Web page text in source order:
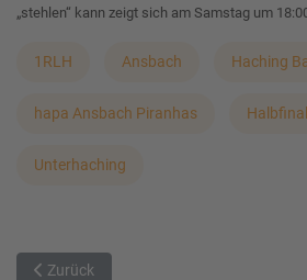
„stehlen“ kann zeigt sich am Samstag um
1RLH Ansbach Haching
hapa Ansbach Piranhas
Unterhaching
Vorheriger Beitrag: Rieser verlieren
Zurück